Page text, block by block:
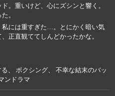
。重いけど、心にズシンと響く。
。
私には重すぎた…。とにかく暗い気
正直観ててしんどかったかな。
、 ボクシング、 不幸な結末のバッ
ンドラマ